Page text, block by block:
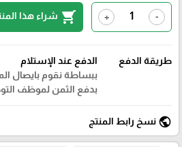
-
+
shopping_cart شراء هذا
طريقة الدفع
الدفع عند الإستلام
ببساطة نقوم بايصال
بدفع الثمن لموظف
public نسخ رابط المنتج